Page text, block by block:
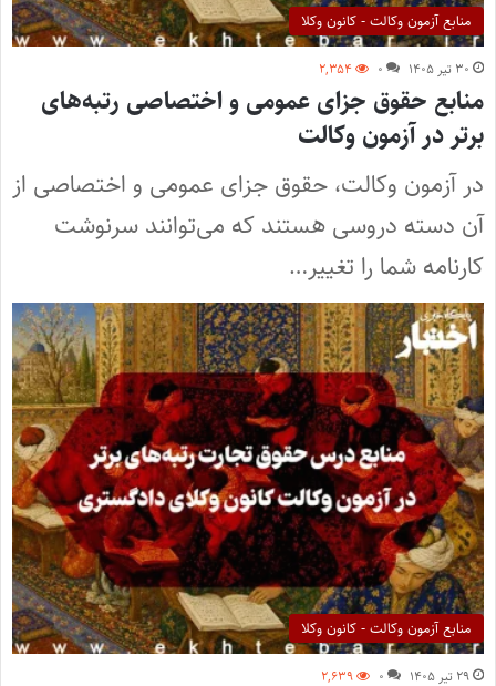
منابع آزمون وکالت - کانون وکلا
۳۰ تیر ۱۴۰۵ ۰ ۲,۳۵۴
منابع حقوق جزای عمومی و اختصاصی رتبه‌های
برتر در آزمون وکالت
در آزمون وکالت، حقوق جزای عمومی و اختصاصی از
آن دسته دروسی هستند که می‌توانند سرنوشت
کارنامه شما را تغییر…
منابع آزمون وکالت - کانون وکلا
۲۹ تیر ۱۴۰۵ ۰ ۲,۶۳۹